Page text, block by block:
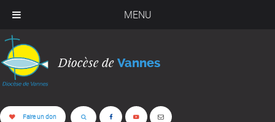
MENU
Diocèse de Vannes
Faire un don